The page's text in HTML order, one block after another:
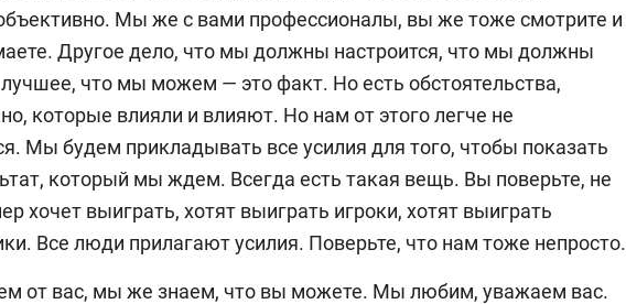
Мы же с вами профессионалы, вы же тоже смотрите и
Другое дело, что мы должны настроится, что мы должны
лучшее, что мы можем — это факт. Но есть обстоятельства,
которые влияли и влияют. Но нам от этого легче не
Мы будем прикладывать все усилия для того, чтобы показать
который мы ждем. Всегда есть такая вещь. Вы поверьте, не
хочет выиграть, хотят выиграть игроки, хотят выиграть
Все люди прилагают усилия. Поверьте, что нам тоже непросто.
от вас, мы же знаем, что вы можете. Мы любим, уважаем вас.